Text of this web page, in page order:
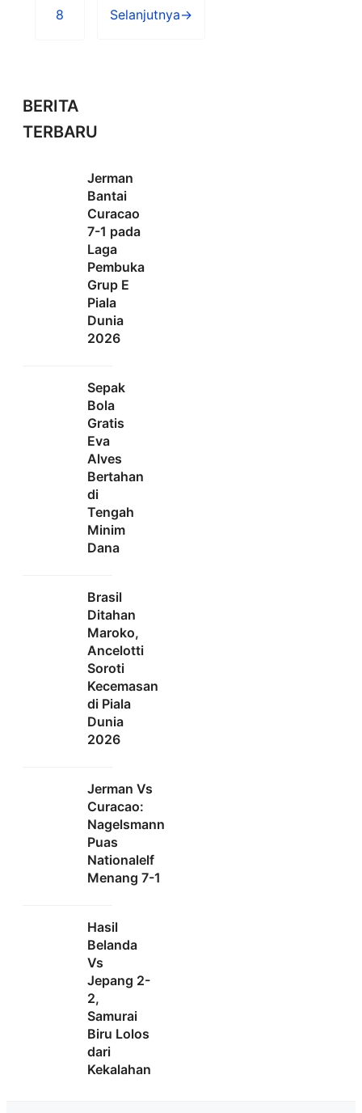
Halaman
8 Selanjutnya→
BERITA
TERBARU
Jerman
Bantai
Curacao
7-1 pada
Laga
Pembuka
Grup E
Piala
Dunia
2026
Sepak
Bola
Gratis
Eva
Alves
Bertahan
di
Tengah
Minim
Dana
Brasil
Ditahan
Maroko,
Ancelotti
Soroti
Kecemasan
di Piala
Dunia
2026
Jerman Vs
Curacao:
Nagelsmann
Puas
Nationalelf
Menang 7-1
Hasil
Belanda
Vs
Jepang 2-
2,
Samurai
Biru Lolos
dari
Kekalahan